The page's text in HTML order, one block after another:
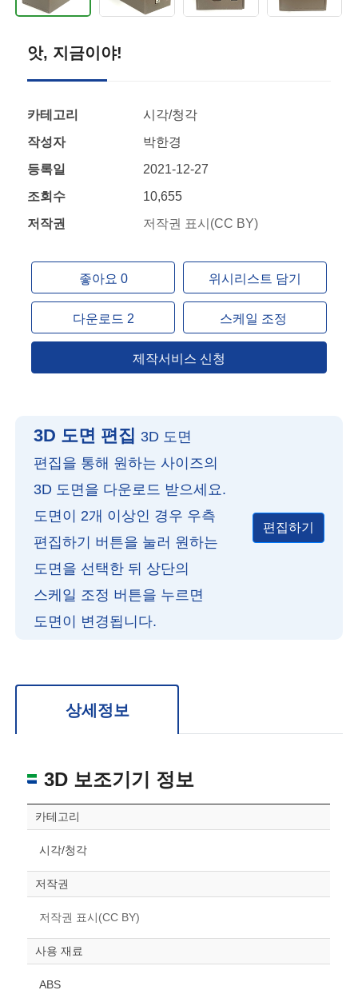
앗, 지금이야!
카테고리
시각/청각
작성자
박한경
등록일
2021-12-27
조회수
10,655
저작권
저작권 표시(CC BY)
좋아요 0 위시리스트 담기
다운로드 2 스케일 조정
제작서비스 신청
3D 도면 편집 3D 도면
편집을 통해 원하는 사이즈의
3D 도면을 다운로드 받으세요.
도면이 2개 이상인 경우 우측
편집하기 버튼을 눌러 원하는
도면을 선택한 뒤 상단의
스케일 조정 버튼을 누르면
도면이 변경됩니다.
편집하기
위치 이동: 우측 드래그
상세정보
3D 보조기기 정보
카테고리
시각/청각
저작권
저작권 표시(CC BY)
사용 재료
ABS